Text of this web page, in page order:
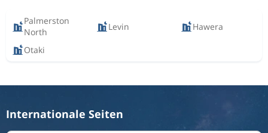
Palmerston
North
Levin Hawera
Otaki
Internationale Seiten